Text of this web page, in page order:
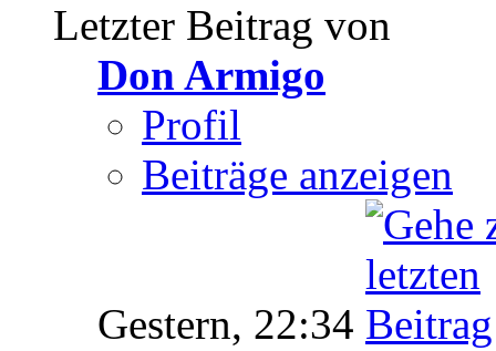
Letzter Beitrag von
Don Armigo
Profil
Beiträge anzeigen
Gestern, 22:34